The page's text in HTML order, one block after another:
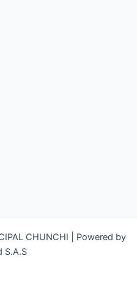
CHUNCHI | Powered by
S.A.S